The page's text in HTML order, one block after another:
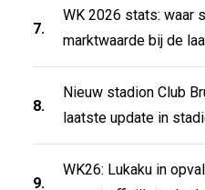
7.
WK 2026 stats: waar
marktwaarde bij de
8.
Nieuw stadion Club
laatste update in
9.
WK26: Lukaku in